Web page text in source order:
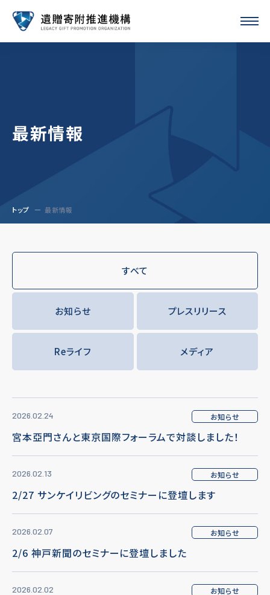
最新情報
トップ 最新情報
すべて
お知らせ プレスリリース
Reライフ メディア
2026.02.24 お知らせ
宮本亞門さんと東京国際フォーラムで対談しました！
2026.02.13 お知らせ
2/27 サンケイリビングのセミナーに登壇します
2026.02.07 お知らせ
2/6 神戸新聞のセミナーに登壇しました
2026.02.02 お知らせ